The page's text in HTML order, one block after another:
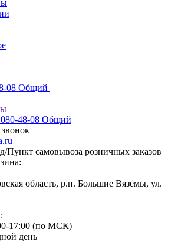
08 Общий
48-08 Общий
звонок
Пункт самовывоза розничных заказов
область, р.п. Большие Вязёмы, ул.
17:00 (по МСК)
день